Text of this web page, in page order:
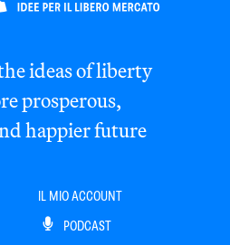
ideas of liberty
prosperous,
happier future
IL MIO ACCOUNT
PODCAST